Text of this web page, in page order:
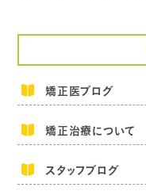
矯正医ブログ
矯正治療について
スタッフブログ